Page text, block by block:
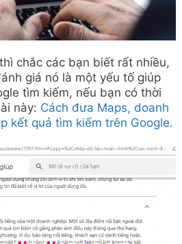
chắc các bạn biết rất nhiều,
giá nó là một yếu tố giúp
tìm kiếm, nếu bạn có thời
này: Cách đưa Maps, doanh
kết quả tìm kiếm trên Google.